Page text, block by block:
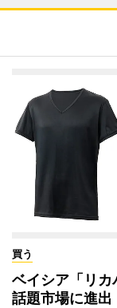
買う
ベイシア「リ
話題市場に進出